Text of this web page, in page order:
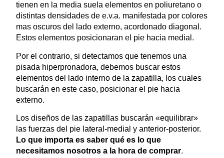
tienen en la media suela elementos en poliuretano o
distintas densidades de e.v.a. manifestada por colores
mas oscuros del lado externo, acordonado diagonal.
Estos elementos posicionaran el pie hacia medial.
Por el contrario, si detectamos que tenemos una
pisada hiperpronadora, debemos buscar estos
elementos del lado interno de la zapatilla, los cuales
buscarán en este caso, posicionar el pie hacia
externo.
Los diseños de las zapatillas buscarán «equilibrar»
las fuerzas del pie lateral-medial y anterior-posterior.
Lo que importa es saber qué es lo que
necesitamos nosotros a la hora de comprar.